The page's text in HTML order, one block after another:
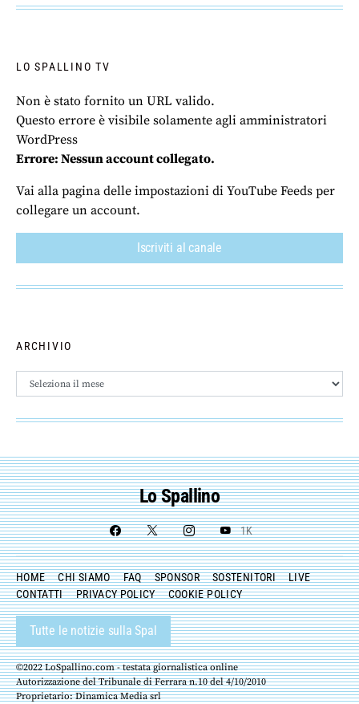
LO SPALLINO TV
Non è stato fornito un URL valido.
Questo errore è visibile solamente agli amministratori
WordPress
Errore: Nessun account collegato.
Vai alla pagina delle impostazioni di YouTube Feeds per
collegare un account.
Iscriviti al canale
ARCHIVIO
Archivio
Lo Spallino
1K
HOME CHI SIAMO FAQ SPONSOR SOSTENITORI
LIVE
CONTATTI
PRIVACY POLICY COOKIE POLICY
Tutte le notizie sulla Spal
©2022 LoSpallino.com - testata giornalistica online
Autorizzazione del Tribunale di Ferrara n.10 del 4/10/2010
Proprietario: Dinamica Media srl